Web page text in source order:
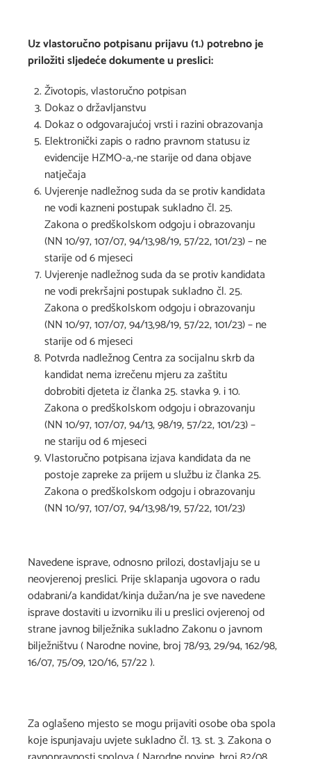
Uz vlastoručno potpisanu prijavu (1.) potrebno je
priložiti sljedeće dokumente u preslici:
Životopis, vlastoručno potpisan
Dokaz o državljanstvu
Dokaz o odgovarajućoj vrsti i razini obrazovanja
Elektronički zapis o radno pravnom statusu iz
evidencije HZMO-a,-ne starije od dana objave
natječaja
Uvjerenje nadležnog suda da se protiv kandidata
ne vodi kazneni postupak sukladno čl. 25.
Zakona o predškolskom odgoju i obrazovanju
(NN 10/97, 107/07, 94/13,98/19, 57/22, 101/23) – ne
starije od 6 mjeseci
Uvjerenje nadležnog suda da se protiv kandidata
ne vodi prekršajni postupak sukladno čl. 25.
Zakona o predškolskom odgoju i obrazovanju
(NN 10/97, 107/07, 94/13,98/19, 57/22, 101/23) – ne
starije od 6 mjeseci
Potvrda nadležnog Centra za socijalnu skrb da
kandidat nema izrečenu mjeru za zaštitu
dobrobiti djeteta iz članka 25. stavka 9. i 10.
Zakona o predškolskom odgoju i obrazovanju
(NN 10/97, 107/07, 94/13, 98/19, 57/22, 101/23) –
ne stariju od 6 mjeseci
Vlastoručno potpisana izjava kandidata da ne
postoje zapreke za prijem u službu iz članka 25.
Zakona o predškolskom odgoju i obrazovanju
(NN 10/97, 107/07, 94/13,98/19, 57/22, 101/23)
Navedene isprave, odnosno prilozi, dostavljaju se u
neovjerenoj preslici. Prije sklapanja ugovora o radu
odabrani/a kandidat/kinja dužan/na je sve navedene
isprave dostaviti u izvorniku ili u preslici ovjerenoj od
strane javnog bilježnika sukladno Zakonu o javnom
bilježništvu ( Narodne novine, broj 78/93, 29/94, 162/98,
16/07, 75/09, 120/16, 57/22 ).
Za oglašeno mjesto se mogu prijaviti osobe oba spola
koje ispunjavaju uvjete sukladno čl. 13. st. 3. Zakona o